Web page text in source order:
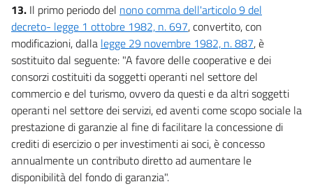
13. Il primo periodo del nono comma dell'articolo 9 del
decreto- legge 1 ottobre 1982, n. 697, convertito, con
modificazioni, dalla legge 29 novembre 1982, n. 887, è
sostituito dal seguente: "A favore delle cooperative e dei
consorzi costituiti da soggetti operanti nel settore del
commercio e del turismo, ovvero da questi e da altri soggetti
operanti nel settore dei servizi, ed aventi come scopo sociale la
prestazione di garanzie al fine di facilitare la concessione di
crediti di esercizio o per investimenti ai soci, è concesso
annualmente un contributo diretto ad aumentare le
disponibilità del fondo di garanzia".